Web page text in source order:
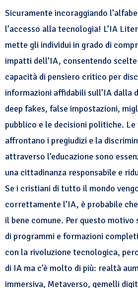
Sicuramente incoraggiando
l’accesso alla tecnologia! L’IA
mette gli individui in grado di
impatti dell’IA, consentendo
capacità di pensiero critico per
informazioni affidabili sull’IA dalla
deep fakes, false impostazioni,
pubblico e le decisioni politiche. Le
affrontano i pregiudizi e la
attraverso l’educazione sono
una cittadinanza responsabile e
Se i cristiani di tutto il mondo
correttamente l’IA, è probabile
il bene comune. Per questo
di programmi e formazioni
con la rivoluzione tecnologica,
di IA ma c’è molto di più: realtà
immersiva, Metaverso, gemelli